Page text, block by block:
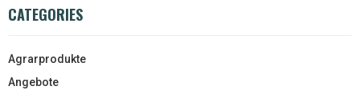
CATEGORIES
Agrarprodukte
Angebote